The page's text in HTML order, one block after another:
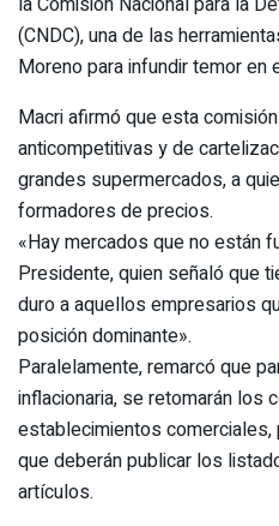
(CNDC), una de las
Moreno para infundir temor en
Macri afirmó que esta
anticompetitivas y de
grandes supermercados, a
formadores de precios.
«Hay mercados que no están
Presidente, quien señaló que
duro a aquellos empresarios
posición dominante».
Paralelamente, remarcó que
inflacionaria, se retomarán los
establecimientos
que deberán publicar los
artículos.